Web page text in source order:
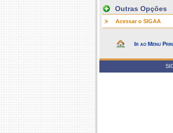
Outras Opções
Acessar o SIGAA
Ir ao Menu